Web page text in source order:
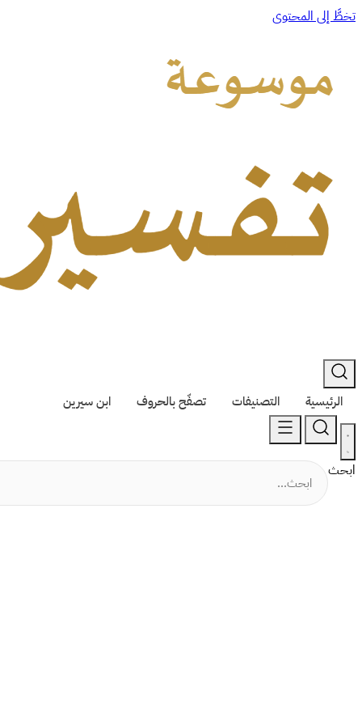
تخطَّ إلى المحتوى
الرئيسية التصنيفات تصفّح بالحروف ابن سيرين
ابحث